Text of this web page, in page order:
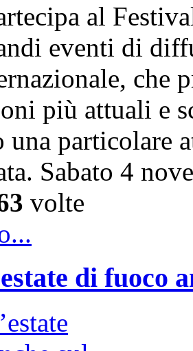
al
eventi di
che
più attuali e
una particolare
Sabato 4
volte
di fuoco